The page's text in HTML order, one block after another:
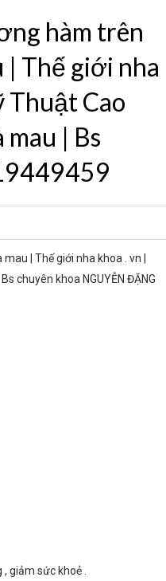
hàm trên
| Thế giới nha
Thuật Cao
| Bs
| Thế giới nha khoa . vn |
chuyên khoa NGUYỄN ĐẶNG
giảm sức khoẻ .